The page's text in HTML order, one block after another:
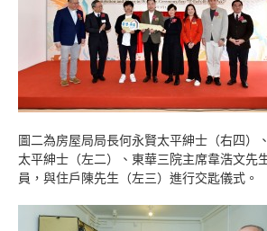
圖二為房屋局局長何永賢太平紳士（右四）
太平紳士（左二）、東華三院主席韋浩文先
員，與住戶陳先生（左三）進行交匙儀式。